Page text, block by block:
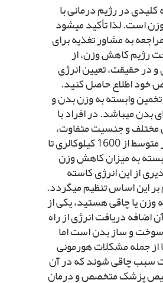
در رژیم درمانى با
است. لذا تأکید مى‏شود
به مشاور تغذیه براى
رژیم کاهش وزن، از
در حقیقت، تعیین انرژى
خود اطلاع حاصل کنید.
وابسته به وزن بدن و
بدن مى‏باشد. در افراد با
و جنسیت متفاوت،
این نیاز به طور متوسط از 1600 کیلوکالرى تا
و بسته به میزان کاهش وزن
از این انرژى کاسته
این اساس تنظیم مى‏گردد.
وزن یا چاقى هستید، یکى از
اضافه دریافت انرژى از راه
و ساز بدن است اما
از جمله مشکلات هورمونى
سبب چاقى شوند که در آن
پزشک متخصص و درمان